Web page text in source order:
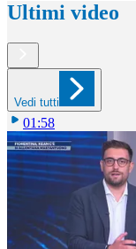
Ultimi video
Vedi tutti
01:58